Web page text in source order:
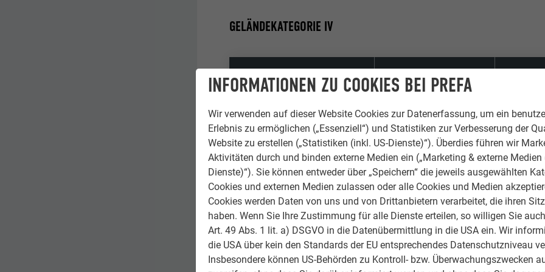
INFORMATIONEN ZU COOKIES BEI PREFA
Wir verwenden auf dieser Website Cookies zur Datenerfassung, um ein
Erlebnis zu ermöglichen („Essenziell“) und Statistiken zur Verbesserung der
Website zu erstellen („Statistiken (inkl. US-Dienste)“). Überdies führen wir
Aktivitäten durch und binden externe Medien ein („Marketing & externe Medien
Dienste)“). Sie können entweder über „Speichern“ die jeweils ausgewählten
Cookies und externen Medien zulassen oder alle Cookies und Medien
Cookies werden Daten von uns und von Drittanbietern verarbeitet, die ihren
haben. Wenn Sie Ihre Zustimmung für alle Dienste erteilen, so willigen Sie
Art. 49 Abs. 1 lit. a) DSGVO in die Datenübermittlung in die USA ein. Wir
die USA über kein den Standards der EU entsprechendes Datenschutzniveau
Insbesondere können US-Behörden zu Kontroll- bzw. Überwachungszwecken
GELÄNDEKATEGORIE IV
Basisgeschwindigkeitsdruck [kN/m²] Basisgeschwindigkeit [m/sec]
≤ 0,32 ≤ 22,5 2,2 | 5,0
≤ 0,39 ≤ 25,0 2,7 | 6,0
≤ 0,47 ≤ 27,5 3,3 | 7,3
≤ 0,56 ≤ 30,0 3,9 | 8,7